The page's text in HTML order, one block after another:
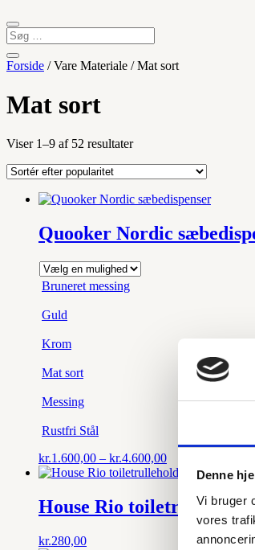
Denne
Vi bruger
vores
Forside / Vare Materiale / Mat sort
Mat sort
Viser 1–9 af 52 resultaterSorteret
Quooker Nordic
Bruneret messing
Guld
Krom
Mat sort
Messing
Rustfri Stål
kr.1.600,00 – kr.4.600,00Prisinterval:
kr.1.600,00
kr.4.600,00
House Rio
kr.280,00